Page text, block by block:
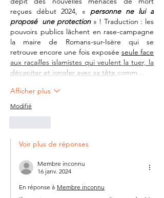
reçues début 2024, « personne ne lui a
proposé  une protection » ! Traduction : les
pouvoirs publics lâchent en rase-campagne
la maire de Romans-sur-Isère qui se
retrouve encore une fois exposée seule face
aux racailles islamistes qui veulent la tuer, la
décapiter et jongler avec sa tête comm…
Afficher plus
Modifié
Voir plus de réponses
Membre inconnu
16 janv. 2024
En réponse à Membre inconnu